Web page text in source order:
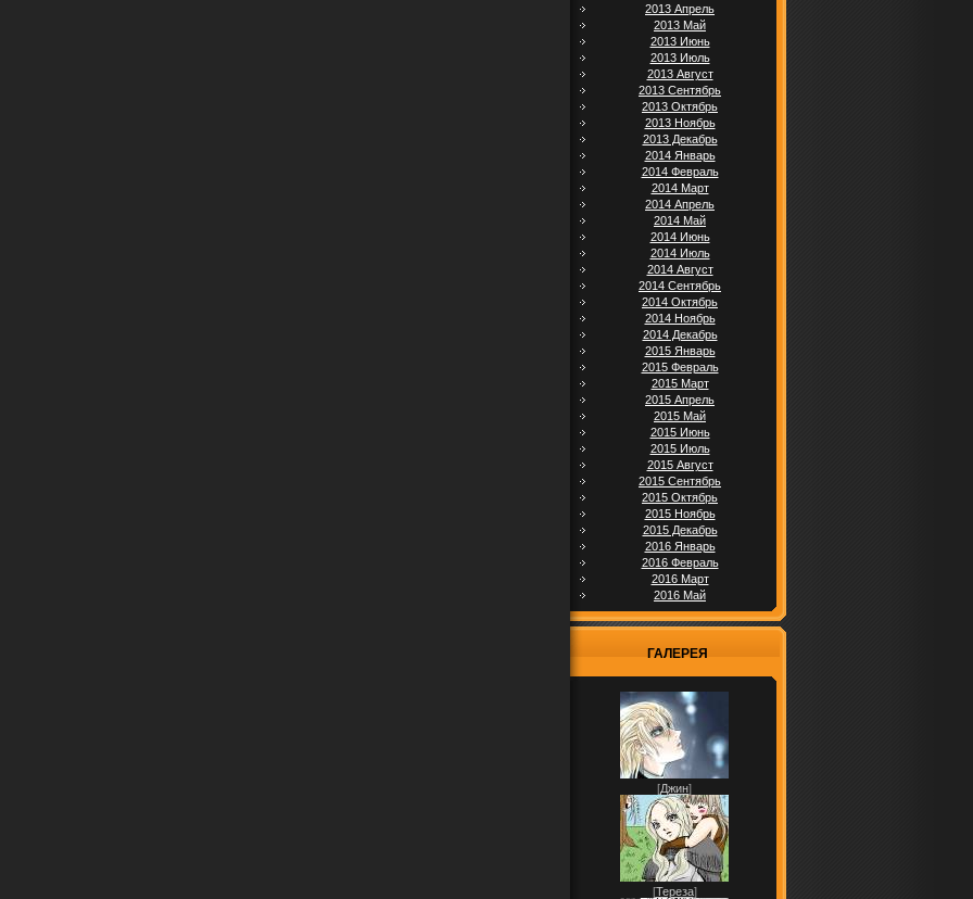
2013 Апрель
2013 Май
2013 Июнь
2013 Июль
2013 Август
2013 Сентябрь
2013 Октябрь
2013 Ноябрь
2013 Декабрь
2014 Январь
2014 Февраль
2014 Март
2014 Апрель
2014 Май
2014 Июнь
2014 Июль
2014 Август
2014 Сентябрь
2014 Октябрь
2014 Ноябрь
2014 Декабрь
2015 Январь
2015 Февраль
2015 Март
2015 Апрель
2015 Май
2015 Июнь
2015 Июль
2015 Август
2015 Сентябрь
2015 Октябрь
2015 Ноябрь
2015 Декабрь
2016 Январь
2016 Февраль
2016 Март
2016 Май
ГАЛЕРЕЯ
[Джин]
[Тереза]